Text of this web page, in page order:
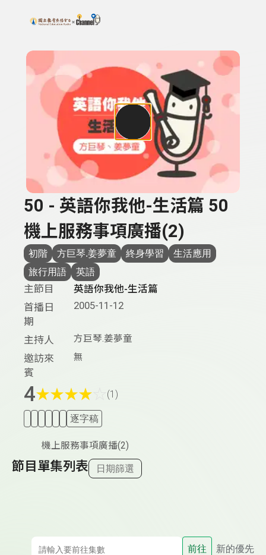
上方功能區塊
搜尋關鍵字：可輸入節目名稱、主持人或關鍵字
50 - 英語你我他-生活篇 50
機上服務事項廣播(2)
初階 方巨琴.姜夢童 終身學習
生活應用
旅行用語
英語
主節目
英語你我他-生活篇
首播日
期
2005-11-12
主持人 方巨琴.姜夢童
邀訪來
賓
無
4★★★★ (1)
逐字稿
機上服務事項廣播(2)
節目單集列表 日期篩選
前往 新的優先